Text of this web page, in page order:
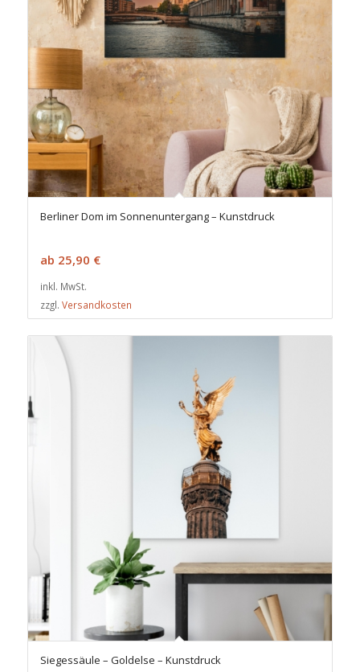
Berliner Dom im Sonnenuntergang – Kunstdruck
ab 25,90 €
inkl. MwSt.
zzgl. Versandkosten
Siegessäule – Goldelse – Kunstdruck